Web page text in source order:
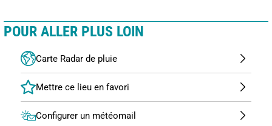
POUR ALLER PLUS LOIN
Carte Radar de pluie
Configurer un météomail